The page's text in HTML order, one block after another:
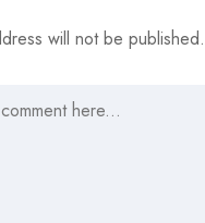
will not be published.